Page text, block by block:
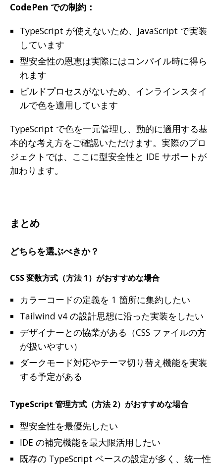
CodePen での制約：
TypeScript が使えないため、JavaScript で実装
しています
型安全性の恩恵は実際にはコンパイル時に得ら
れます
ビルドプロセスがないため、インラインスタイ
ルで色を適用しています
TypeScript で色を一元管理し、動的に適用する基
本的な考え方をご確認いただけます。実際のプロ
ジェクトでは、ここに型安全性と IDE サポートが
加わります。
まとめ
どちらを選ぶべきか？
CSS 変数方式（方法 1）がおすすめな場合
カラーコードの定義を 1 箇所に集約したい
Tailwind v4 の設計思想に沿った実装をしたい
デザイナーとの協業がある（CSS ファイルの方
が扱いやすい）
ダークモード対応やテーマ切り替え機能を実装
する予定がある
TypeScript 管理方式（方法 2）がおすすめな場合
型安全性を最優先したい
IDE の補完機能を最大限活用したい
既存の TypeScript ベースの設定が多く、統一性